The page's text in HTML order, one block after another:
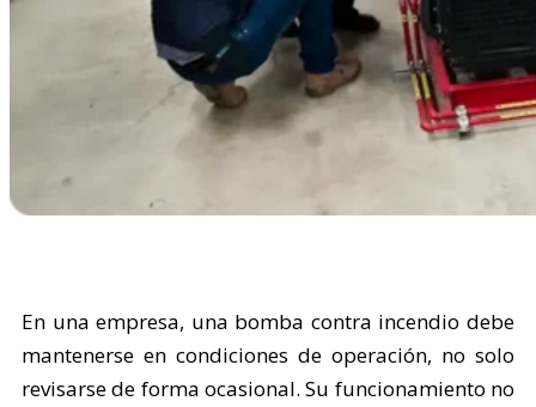
En una empresa, una bomba contra incendio debe
mantenerse en condiciones de operación, no solo
revisarse de forma ocasional. Su funcionamiento no